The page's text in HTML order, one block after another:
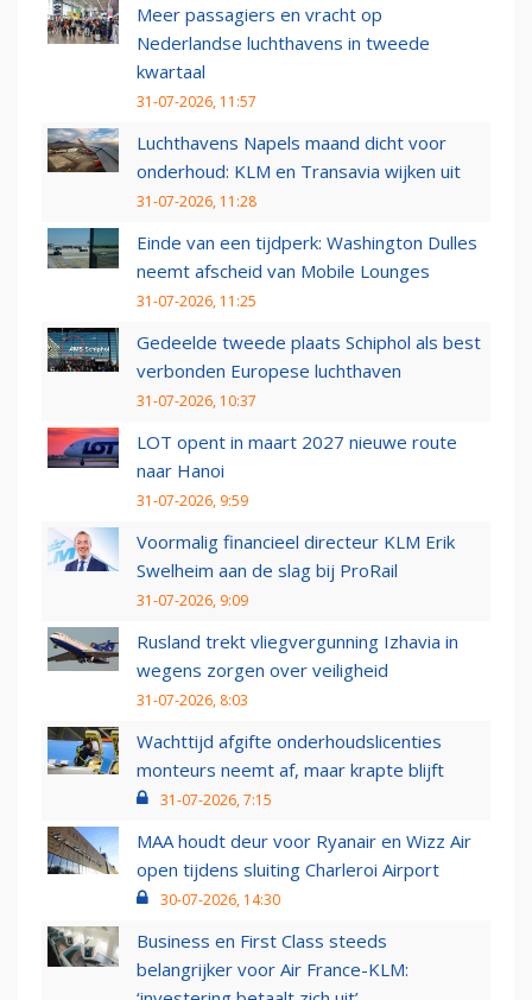
Meer passagiers en vracht op
Nederlandse luchthavens in tweede
kwartaal
31-07-2026, 11:57
Luchthavens Napels maand dicht voor
onderhoud: KLM en Transavia wijken uit
31-07-2026, 11:28
Einde van een tijdperk: Washington Dulles
neemt afscheid van Mobile Lounges
31-07-2026, 11:25
Gedeelde tweede plaats Schiphol als best
verbonden Europese luchthaven
31-07-2026, 10:37
LOT opent in maart 2027 nieuwe route
naar Hanoi
31-07-2026, 9:59
Voormalig financieel directeur KLM Erik
Swelheim aan de slag bij ProRail
31-07-2026, 9:09
Rusland trekt vliegvergunning Izhavia in
wegens zorgen over veiligheid
31-07-2026, 8:03
Wachttijd afgifte onderhoudslicenties
monteurs neemt af, maar krapte blijft
31-07-2026, 7:15
MAA houdt deur voor Ryanair en Wizz Air
open tijdens sluiting Charleroi Airport
30-07-2026, 14:30
Business en First Class steeds
belangrijker voor Air France-KLM: